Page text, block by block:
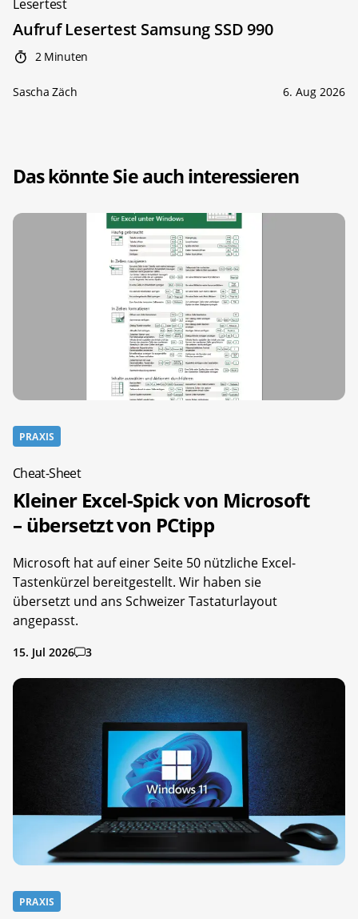
Lesertest
Aufruf Lesertest Samsung SSD 990
2 Minuten
Sascha Zäch 6. Aug 2026
Das könnte Sie auch interessieren
PRAXIS
Cheat-Sheet
Kleiner Excel-Spick von Microsoft
– übersetzt von PCtipp
Microsoft hat auf einer Seite 50 nützliche Excel-
Tastenkürzel bereitgestellt. Wir haben sie
übersetzt und ans Schweizer Tastaturlayout
angepasst.
15. Jul 2026 3
PRAXIS